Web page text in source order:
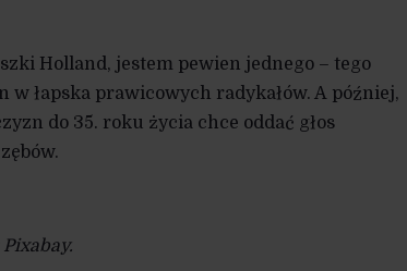
Holland, jestem pewien jednego – tego
łapska prawicowych radykałów. A później,
do 35. roku życia chce oddać głos